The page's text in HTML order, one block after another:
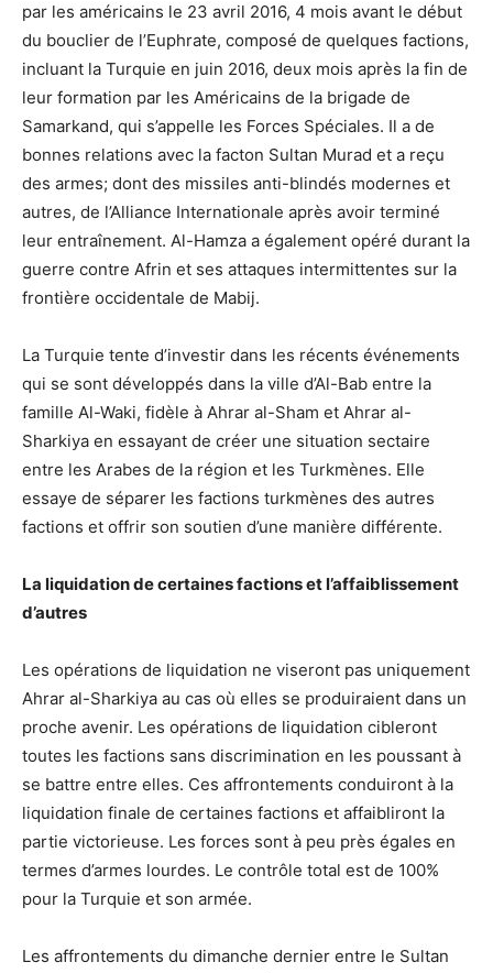
par les américains le 23 avril 2016, 4 mois avant le début
du bouclier de l’Euphrate, composé de quelques factions,
incluant la Turquie en juin 2016, deux mois après la fin de
leur formation par les Américains de la brigade de
Samarkand, qui s’appelle les Forces Spéciales. Il a de
bonnes relations avec la facton Sultan Murad et a reçu
des armes; dont des missiles anti-blindés modernes et
autres, de l’Alliance Internationale après avoir terminé
leur entraînement. Al-Hamza a également opéré durant la
guerre contre Afrin et ses attaques intermittentes sur la
frontière occidentale de Mabij.
La Turquie tente d’investir dans les récents événements
qui se sont développés dans la ville d’Al-Bab entre la
famille Al-Waki, fidèle à Ahrar al-Sham et Ahrar al-
Sharkiya en essayant de créer une situation sectaire
entre les Arabes de la région et les Turkmènes. Elle
essaye de séparer les factions turkmènes des autres
factions et offrir son soutien d’une manière différente.
La liquidation de certaines factions et l’affaiblissement
d’autres
Les opérations de liquidation ne viseront pas uniquement
Ahrar al-Sharkiya au cas où elles se produiraient dans un
proche avenir. Les opérations de liquidation cibleront
toutes les factions sans discrimination en les poussant à
se battre entre elles. Ces affrontements conduiront à la
liquidation finale de certaines factions et affaibliront la
partie victorieuse. Les forces sont à peu près égales en
termes d’armes lourdes. Le contrôle total est de 100%
pour la Turquie et son armée.
Les affrontements du dimanche dernier entre le Sultan